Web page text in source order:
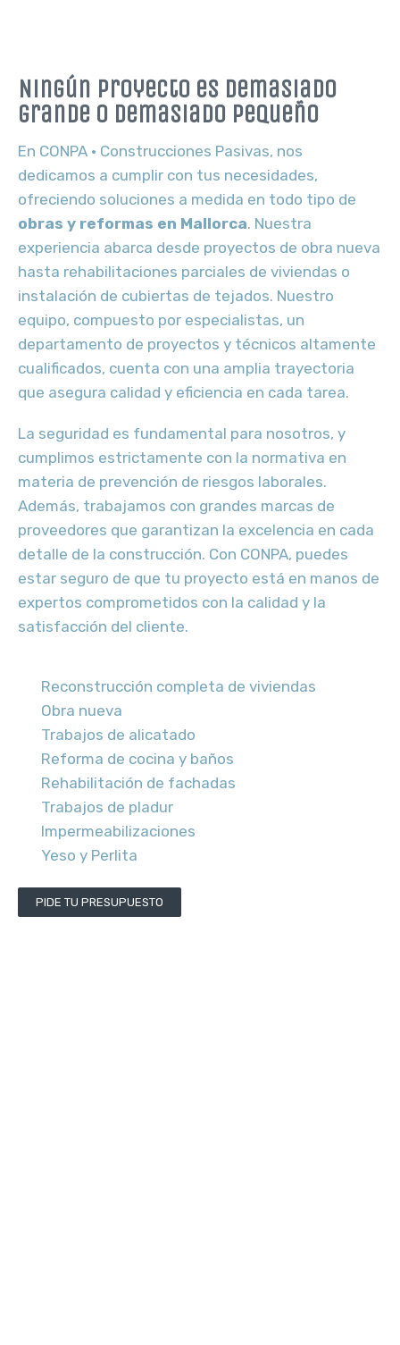
Ningún proyecto es demasiado
grande o demasiado pequeño​
En CONPA · Construcciones Pasivas, nos
dedicamos a cumplir con tus necesidades,
ofreciendo soluciones a medida en todo tipo de
obras y reformas en Mallorca. Nuestra
experiencia abarca desde proyectos de obra nueva
hasta rehabilitaciones parciales de viviendas o
instalación de cubiertas de tejados. Nuestro
equipo, compuesto por especialistas, un
departamento de proyectos y técnicos altamente
cualificados, cuenta con una amplia trayectoria
que asegura calidad y eficiencia en cada tarea.
La seguridad es fundamental para nosotros, y
cumplimos estrictamente con la normativa en
materia de prevención de riesgos laborales.
Además, trabajamos con grandes marcas de
proveedores que garantizan la excelencia en cada
detalle de la construcción. Con CONPA, puedes
estar seguro de que tu proyecto está en manos de
expertos comprometidos con la calidad y la
satisfacción del cliente.
Reconstrucción completa de viviendas
Obra nueva
Trabajos de alicatado
Reforma de cocina y baños
Rehabilitación de fachadas
Trabajos de pladur
Impermeabilizaciones
Yeso y Perlita
PIDE TU PRESUPUESTO